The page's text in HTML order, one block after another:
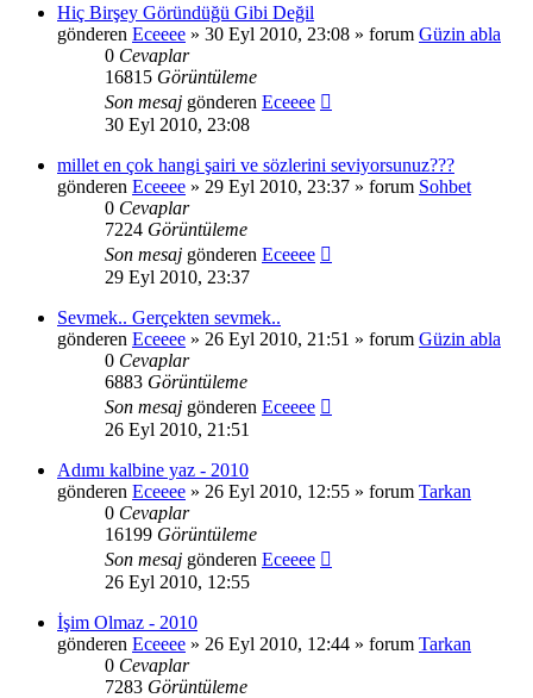
Hiç Birşey Göründüğü Gibi Değil
gönderen Eceeee » 30 Eyl 2010, 23:08 » forum Güzin abla
0 Cevaplar
16815 Görüntüleme
Son mesaj gönderen Eceeee
30 Eyl 2010, 23:08
millet en çok hangi şairi ve sözlerini seviyorsunuz???
gönderen Eceeee » 29 Eyl 2010, 23:37 » forum Sohbet
0 Cevaplar
7224 Görüntüleme
Son mesaj gönderen Eceeee
29 Eyl 2010, 23:37
Sevmek.. Gerçekten sevmek..
gönderen Eceeee » 26 Eyl 2010, 21:51 » forum Güzin abla
0 Cevaplar
6883 Görüntüleme
Son mesaj gönderen Eceeee
26 Eyl 2010, 21:51
Adımı kalbine yaz - 2010
gönderen Eceeee » 26 Eyl 2010, 12:55 » forum Tarkan
0 Cevaplar
16199 Görüntüleme
Son mesaj gönderen Eceeee
26 Eyl 2010, 12:55
İşim Olmaz - 2010
gönderen Eceeee » 26 Eyl 2010, 12:44 » forum Tarkan
0 Cevaplar
7283 Görüntüleme